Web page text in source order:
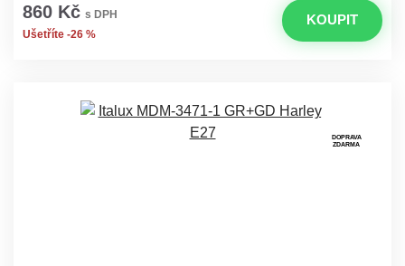
860 Kč s DPH
Ušetříte -26 %
KOUPIT
DOPRAVA
ZDARMA